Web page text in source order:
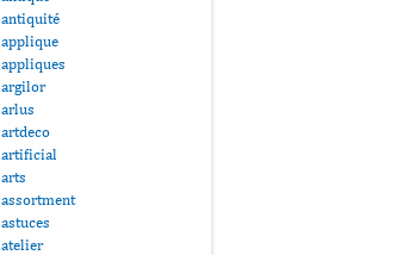
antiquité
applique
appliques
argilor
arlus
artdeco
artificial
arts
assortment
astuces
atelier